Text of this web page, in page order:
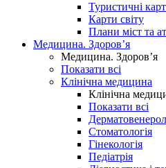
Туристичні
Карти світу
Плани міст та
Медицина. Здоров’я
Медицина. Здоров’я
Показати всі
Клінічна медицина
Клінічна
Показати всі
Стоматологія
Гінекологія
Педіатрія